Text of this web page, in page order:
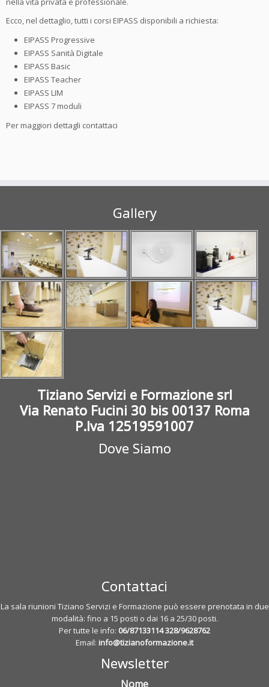
Ecco, nel dettaglio, tutti i corsi EIPASS disponibili a richiesta:
EIPASS Progressive
EIPASS Sanità Digitale
EIPASS Basic
EIPASS Teacher
EIPASS LIM
EIPASS 7 moduli
Per maggiori dettagli contattaci
Gallery
Tiziano Servizi e Formazione srl
Via Renato Fucini 30 bis 00137 Roma
P.Iva 12519591007
Dove Siamo
Contattaci
La sala riunioni Tiziano Servizi e Formazione può essere prenotata in due
modalità: fino a 15 posti o dai 16 a 25/30 posti.
Per tutte le info: 06/87133114328/9628762
Email: info@tizianoformazione.it
Newsletter
Nome